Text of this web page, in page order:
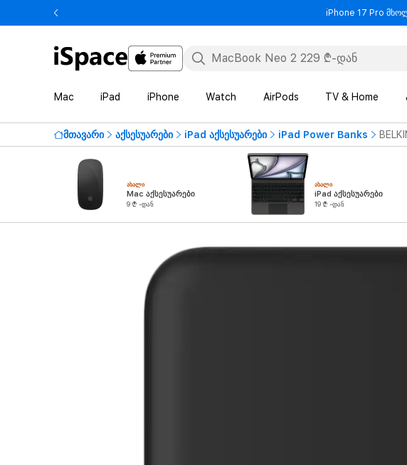
iPhone 17 Pro
Mac iPad iPhone Watch AirPods TV & Home
მთავარი აქსესუარები iPad აქსესუარები iPad Power Banks
ᲐᲮᲐᲚᲘ
Mac აქსესუარები
9 ₾ -დან
ᲐᲮᲐᲚᲘ
iPad აქსესუარები
19 ₾ -დან